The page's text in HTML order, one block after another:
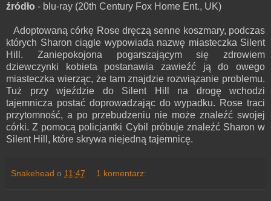
źródło - blu-ray (20th Century Fox Home Ent., UK)
Adoptowaną córkę Rose dręczą senne koszmary, podczas
których Sharon ciągle wypowiada nazwę miasteczka Silent
Hill. Zaniepokojona pogarszającym się zdrowiem
dziewczynki kobieta postanawia zawieźć ją do owego
miasteczka wierząc, że tam znajdzie rozwiązanie problemu.
Tuż przy wjeździe do Silent Hill na drogę wchodzi
tajemnicza postać doprowadzając do wypadku. Rose traci
przytomność, a po przebudzeniu nie może znaleźć swojej
córki. Z pomocą policjantki Cybil próbuje znaleźć Sharon w
Silent Hill, które skrywa niejedną tajemnicę.
Snakehead o 11:47 1 komentarz: